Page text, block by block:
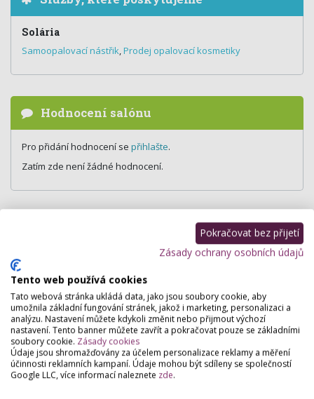
Solária
Samoopalovací nástřik,Prodej opalovací kosmetiky
Hodnocení salónu
Pro přidání hodnocení se přihlašte.
Zatím zde není žádné hodnocení.
Pokračovat bez přijetí
Zásady ochrany osobních údajů
Tento web používá cookies
Tato webová stránka ukládá data, jako jsou soubory cookie, aby
umožnila základní fungování stránek, jakož i marketing, personalizaci a
analýzu. Nastavení můžete kdykoli změnit nebo přijmout výchozí
nastavení. Tento banner můžete zavřít a pokračovat pouze se základními
soubory cookie. Zásady cookies
Údaje jsou shromažďovány za účelem personalizace reklamy a měření
účinnosti reklamních kampaní. Údaje mohou být sdíleny se společností
Google LLC, více informací naleznete zde.